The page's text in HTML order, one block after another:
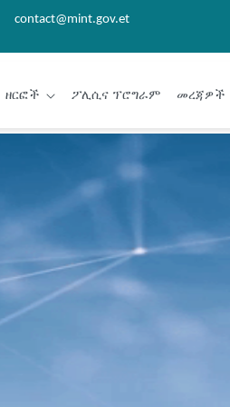
contact@mint.gov.et
ዘርፎች ፖሊሲና ፕሮግራም መረጃዎች